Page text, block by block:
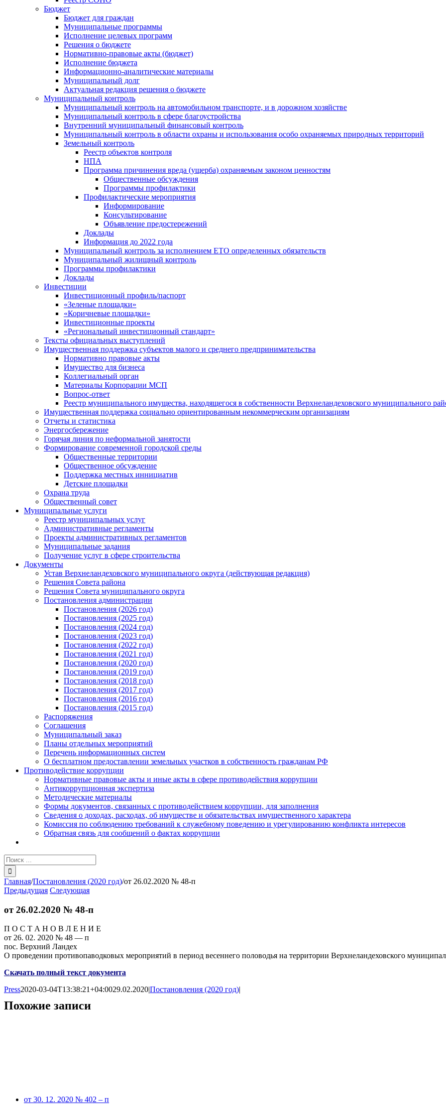
Бюджет
Бюджет для граждан
Муниципальные программы
Исполнение целевых программ
Решения о бюджете
Нормативно-правовые акты (бюджет)
Исполнение бюджета
Информационно-аналитические материалы
Муниципальный долг
Актуальная редакция решения о бюджете
Муниципальный контроль
Муниципальный контроль на автомобильном транспорте, и в дорожном хозяйстве
Муниципальный контроль в сфере благоустройства
Внутренний муниципальный финансовый контроль
Муниципальный контроль в области охраны и использования особо охраняемых природных территорий
Земельный контроль
Реестр объектов контроля
НПА
Программа причинения вреда (ущерба) охраняемым законом ценностям
Общественные обсуждения
Программы профилактики
Профилактические мероприятия
Информирование
Консультирование
Объявление предостережений
Доклады
Информация до 2022 года
Муниципальный контроль за исполнением ЕТО определенных обязательств
Муниципальный жилищный контроль
Программы профилактики
Доклады
Инвестиции
Инвестиционный профиль/паспорт
«Зеленые площадки»
«Коричневые площадки»
Инвестиционные проекты
«Региональный инвестиционный стандарт»
Тексты официальных выступлений
Имущественная поддержка субъектов малого и среднего предпринимательства
Нормативно правовые акты
Имущество для бизнеса
Коллегиальный орган
Материалы Корпорации МСП
Вопрос-ответ
Реестр муниципального имущества, находящегося в собственности Верхнеландеховского муниципального
Имущественная поддержка социально ориентированным некоммерческим организациям
Отчеты и статистика
Энергосбережение
Горячая линия по неформальной занятости
Формирование современной городской среды
Общественные территории
Общественное обсуждение
Поддержка местных иннициатив
Детские площадки
Охрана труда
Общественный совет
Муниципальные услуги
Реестр муниципальных услуг
Административные регламенты
Проекты административных регламентов
Муниципальные задания
Получение услуг в сфере строительства
Документы
Устав Верхнеландеховского муниципального округа (действующая редакция)
Решения Совета района
Решения Совета муниципального округа
Постановления администрации
Постановления (2026 год)
Постановления (2025 год)
Постановления (2024 год)
Постановления (2023 год)
Постановления (2022 год)
Постановления (2021 год)
Постановления (2020 год)
Постановления (2019 год)
Постановления (2018 год)
Постановления (2017 год)
Постановления (2016 год)
Постановления (2015 год)
Распоряжения
Соглашения
Муниципальный заказ
Планы отдельных мероприятий
Перечень информационных систем
О бесплатном предоставлении земельных участков в собственность гражданам РФ
Противодействие коррупции
Нормативные правовые акты и иные акты в сфере противодействия коррупции
Антикоррупционная экспертиза
Методические материалы
Формы документов, связанных с противодействием коррупции, для заполнения
Сведения о доходах, расходах, об имуществе и обязательствах имущественного характера
Комиссия по соблюдению требований к служебному поведению и урегулированию конфликта интересов
Обратная связь для сообщений о фактах коррупции
Результат
поиска:
Главная/Постановления (2020 год)/от 26.02.2020 № 48-п
Предыдущая Следующая
от 26.02.2020 № 48-п
П О С Т А Н О В Л Е Н И Е
от 26. 02. 2020 № 48 — п
пос. Верхний Ландех
О проведении противопаводковых мероприятий в период весеннего половодья на территории Верхнеландеховского
Скачать полный текст документа
Press2020-03-04T13:38:21+04:0029.02.2020|Постановления (2020 год)|
Похожие записи
от 30. 12. 2020 № 402 – п